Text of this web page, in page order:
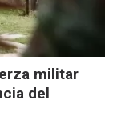
militar
del